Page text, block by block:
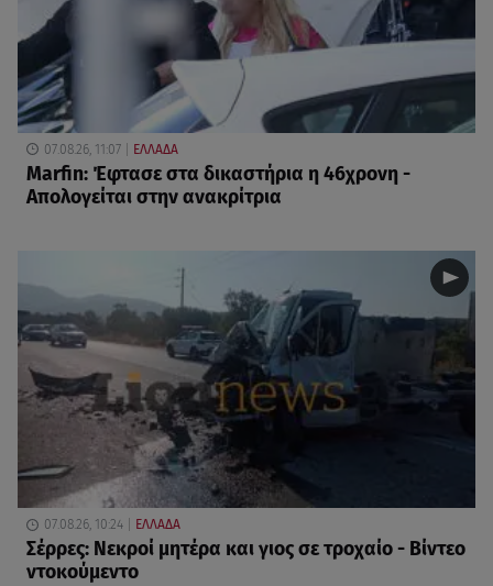
07.08.26, 11:07 ΕΛΛΑΔΑ
Marfin: Έφτασε στα δικαστήρια η 46χρονη -
Απολογείται στην ανακρίτρια
07.08.26, 10:24 ΕΛΛΑΔΑ
Σέρρες: Νεκροί μητέρα και γιος σε τροχαίο - Βίντεο
ντοκούμεντο